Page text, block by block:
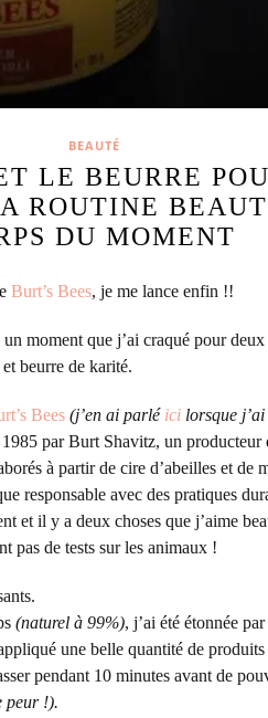
BEAUTÉ
LE BEURRE
ROUTINE
DU MOMENT
Burt’s Bees, je me lance enfin !!
moment que j’ai craqué pour
beurre de karité.
Bees (j’en ai parlé ici lorsque
1985 par Burt Shavitz, un
à partir de cire d’abeilles et de
responsable avec des pratiques
et il y a deux choses que j’aime
pas de tests sur les animaux !
(naturel à 99%), j’ai été étonnée
une belle quantité de
pendant 10 minutes avant de
peur !).